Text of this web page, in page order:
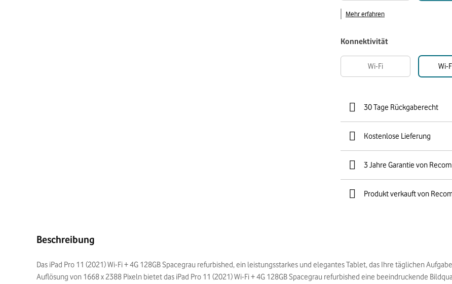
Mehr erfahren
Konnektivität
Wi-Fi Wi-
30 Tage Rückgaberecht
Kostenlose Lieferung
3 Jahre Garantie von
Produkt verkauft von
Beschreibung
Das iPad Pro 11 (2021) Wi-Fi + 4G 128GB Spacegrau refurbished, ein leistungsstarkes und elegantes Tablet, das Ihre täglichen
Auflösung von 1668 x 2388 Pixeln bietet das iPad Pro 11 (2021) Wi-Fi + 4G 128GB Spacegrau refurbished eine beeindruckende